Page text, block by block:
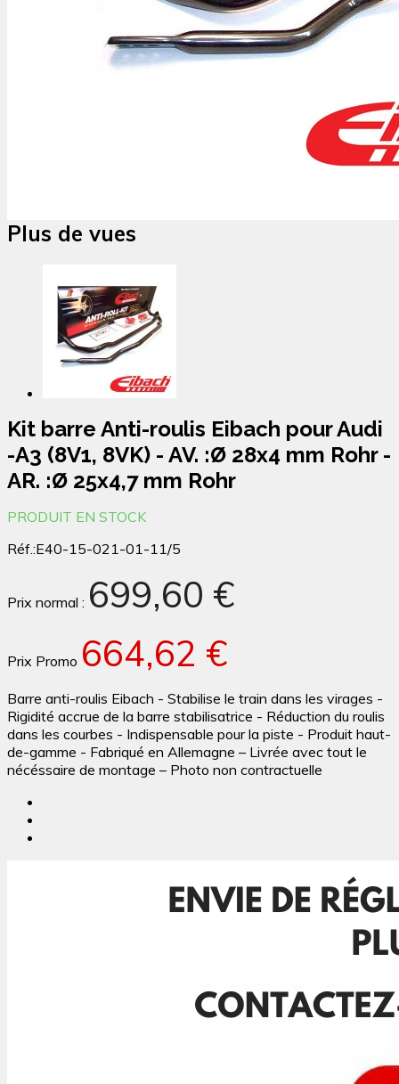
Plus de vues
Kit barre Anti-roulis Eibach pour Audi
-A3 (8V1, 8VK) - AV. :Ø 28x4 mm Rohr -
AR. :Ø 25x4,7 mm Rohr
PRODUIT EN STOCK
Réf.:E40-15-021-01-11/5
Prix normal : 699,60 €
Prix Promo 664,62 €
Barre anti-roulis Eibach - Stabilise le train dans les virages -
Rigidité accrue de la barre stabilisatrice - Réduction du roulis
dans les courbes - Indispensable pour la piste - Produit haut-
de-gamme - Fabriqué en Allemagne – Livrée avec tout le
nécéssaire de montage – Photo non contractuelle